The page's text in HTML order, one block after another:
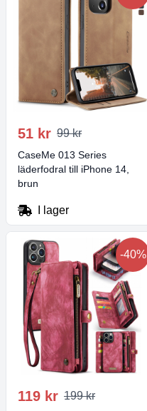
51 kr 99 kr
CaseMe 013 Series
läderfodral till iPhone 14,
brun
I lager
-40%
119 kr 199 kr